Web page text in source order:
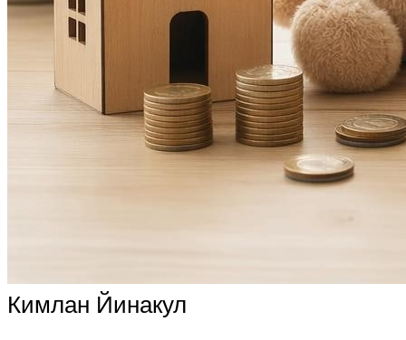
Кимлан Йинакул